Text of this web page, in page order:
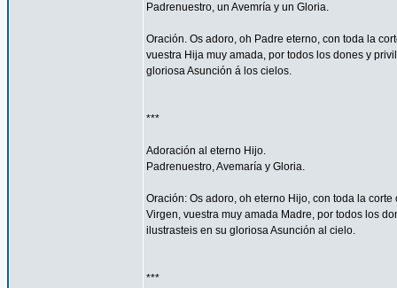
Padrenuestro, un Avemría y un Gloria.
Oración. Os adoro, oh Padre eterno, con toda la
vuestra Hija muy amada, por todos los dones y
gloriosa Asunción á los cielos.
***
Adoración al eterno Hijo.
Padrenuestro, Avemaría y Gloria.
Oración: Os adoro, oh eterno Hijo, con toda la
Virgen, vuestra muy amada Madre, por todos los
ilustrasteis en su gloriosa Asunción al cielo.
***